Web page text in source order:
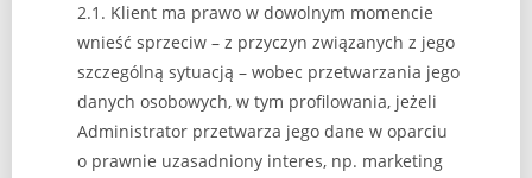
2.1. Klient ma prawo w dowolnym momencie
wnieść sprzeciw – z przyczyn związanych z jego
szczególną sytuacją – wobec przetwarzania jego
danych osobowych, w tym profilowania, jeżeli
Administrator przetwarza jego dane w oparciu
o prawnie uzasadniony interes, np. marketing